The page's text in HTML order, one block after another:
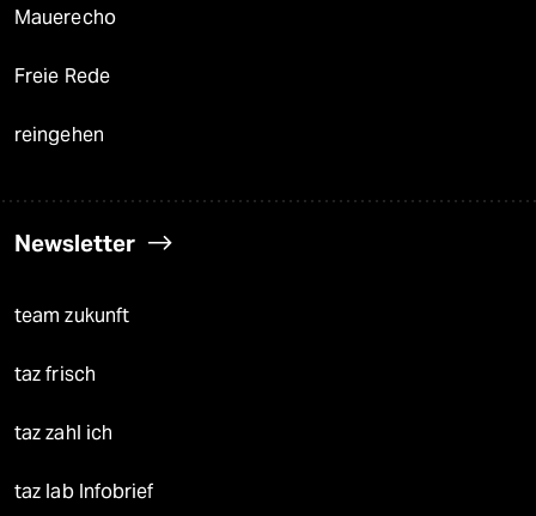
Mauerecho
Freie Rede
reingehen
Newsletter
team zukunft
taz frisch
taz zahl ich
taz lab Infobrief